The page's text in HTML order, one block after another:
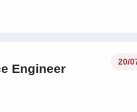
Engineer
20/